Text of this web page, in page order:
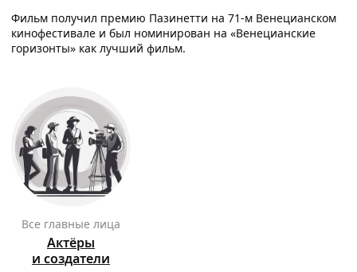
Фильм получил премию Пазинетти на 71-м Венецианском
кинофестивале и был номинирован на «Венецианские
горизонты» как лучший фильм.
Все главные лица
Актёры
и создатели